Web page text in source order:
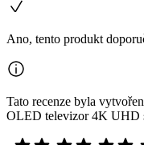
Ano, tento produkt
Tato recenze byla
OLED televizor 4K UHD